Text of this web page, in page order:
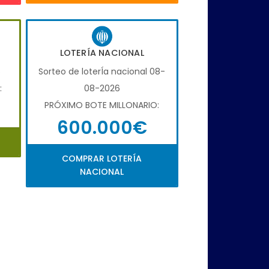
LOTERÍA NACIONAL
Sorteo de loterÍa nacional 08-
08-2026
PRÓXIMO BOTE MILLONARIO:
600.000€
COMPRAR LOTERÍA
NACIONAL